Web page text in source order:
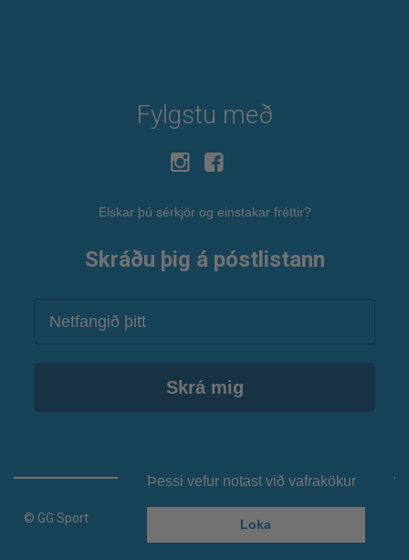
Þessi vefur notast við vafrakökur
Loka
Fylgstu með
Elskar þú sérkjör og einstakar fréttir?
Skráðu þig á póstlistann
Skrá mig
© GG Sport